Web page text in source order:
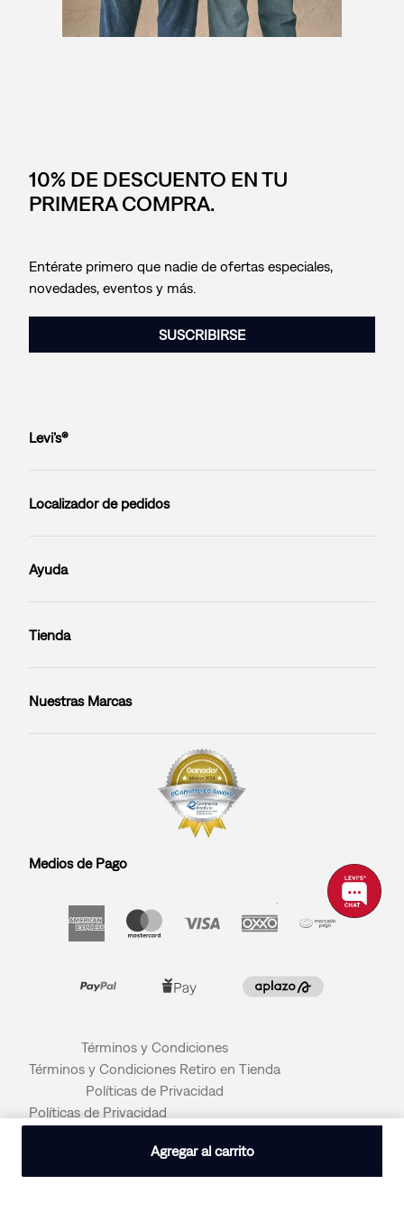
Agregar al carrito
10% DE DESCUENTO EN TU
PRIMERA COMPRA.
Entérate primero que nadie de ofertas especiales,
novedades, eventos y más.
SUSCRIBIRSE
Levi’s®
Localizador de pedidos
Ayuda
Tienda
Nuestras Marcas
Medios de Pago
Términos y Condiciones
Términos y Condiciones Retiro en Tienda
Políticas de Privacidad
Políticas de Privacidad
© 2026 LEVI STRAUSS & CO